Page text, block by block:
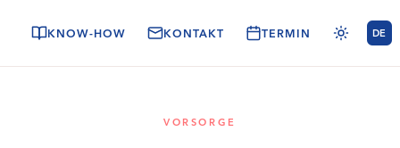
KNOW-HOW KONTAKT TERMIN DE
VORSORGE